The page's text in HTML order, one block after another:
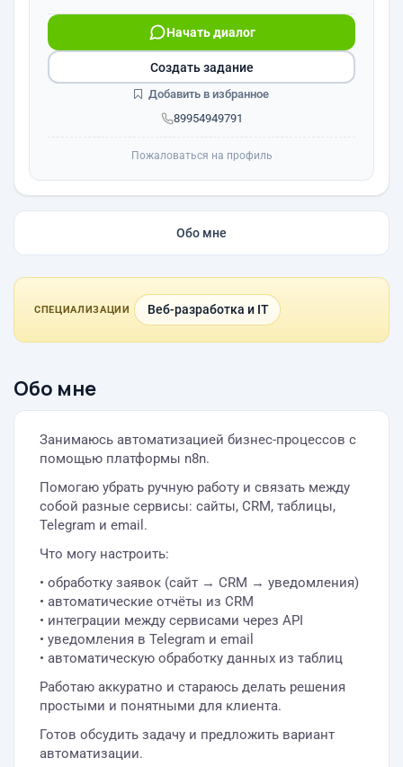
89954949791
Начать диалог
Создать задание
Добавить в избранное
Пожаловаться на профиль
Обо мне
СПЕЦИАЛИЗАЦИИ Веб-разработка и IT
Обо мне
Занимаюсь автоматизацией бизнес-процессов с
помощью платформы n8n.
Помогаю убрать ручную работу и связать между
собой разные сервисы: сайты, CRM, таблицы,
Telegram и email.
Что могу настроить:
• обработку заявок (сайт → CRM → уведомления)
• автоматические отчёты из CRM
• интеграции между сервисами через API
• уведомления в Telegram и email
• автоматическую обработку данных из таблиц
Работаю аккуратно и стараюсь делать решения
простыми и понятными для клиента.
Готов обсудить задачу и предложить вариант
автоматизации.